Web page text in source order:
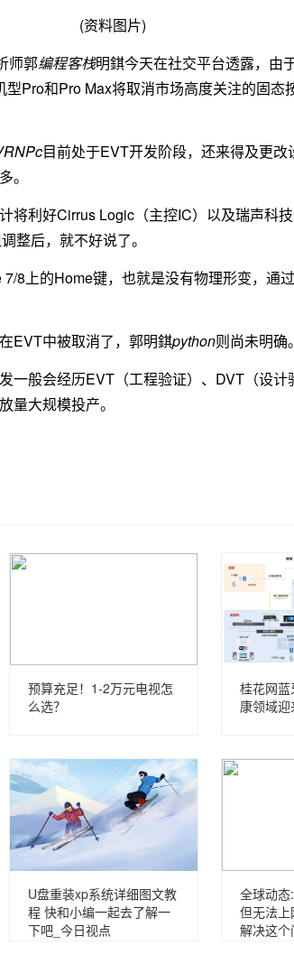
(资料图片)
师郭编程客栈明錤今天在社交平台透露，由
Pro和Pro Max将取消市场高度关注的固态
目前处于EVT开发阶段，还来得及更
。
将利好Cirrus Logic（主控IC）以及瑞声科
整后，就不好说了。
8上的Home键，也就是没有物理形变，通
EVT中被取消了，郭明錤python则尚未明确。
一般会经历EVT（工程验证）、DVT（设计
量大规模投产。
预算充足！1-2万元电视怎
么选？
桂花网
康领域
U盘重装xp系统详细图文教
程 快和小编一起去了解一
下吧_今日视点
全球动
但无法
解决这个